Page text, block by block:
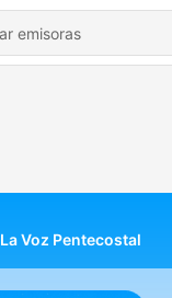
La Voz Pentecostal